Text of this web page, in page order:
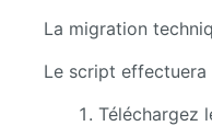
La migration
Le script effectuera
Téléchargez